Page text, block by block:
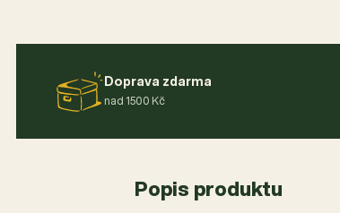
Doprava zdarma
nad 1500 Kč
Popis produktu